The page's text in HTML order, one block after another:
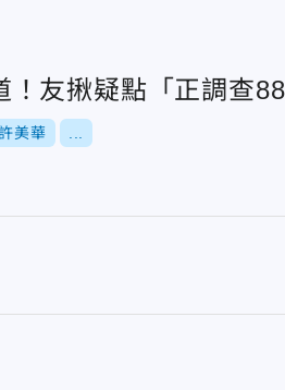
友揪疑點「正調查88
美華